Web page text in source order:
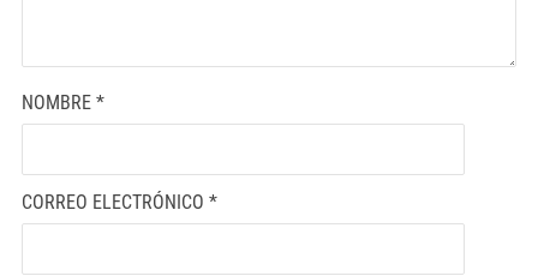
NOMBRE *
CORREO ELECTRÓNICO *